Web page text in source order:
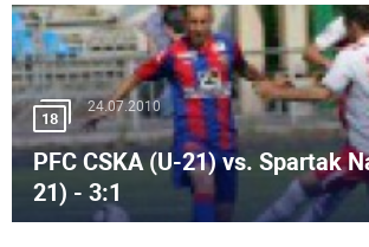
18
24.07.2010
PFC CSKA (U-21) vs. Spartak
21) - 3:1